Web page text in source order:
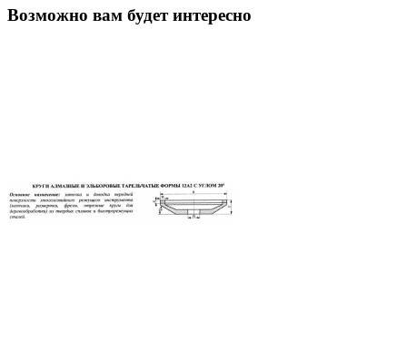
Возможно вам будет интересно